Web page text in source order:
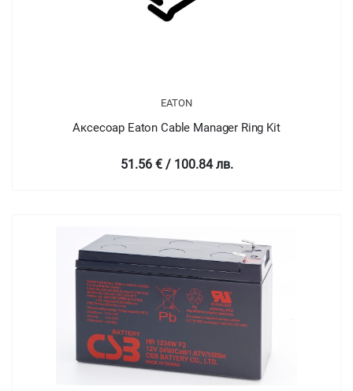
EATON
Аксесоар Eaton Cable Manager Ring Kit
51.56 € / 100.84 лв.